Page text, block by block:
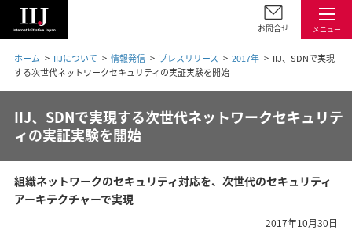
メニュー
お問合せ
ホーム IIJについて 情報発信 プレスリリース 2017年
IIJ、SDNで実現
する次世代ネットワークセキュリティの実証実験を開始
IIJ、SDNで実現する次世代ネットワークセキュリテ
ィの実証実験を開始
組織ネットワークのセキュリティ対応を、次世代のセキュリティ
アーキテクチャーで実現
2017年10月30日